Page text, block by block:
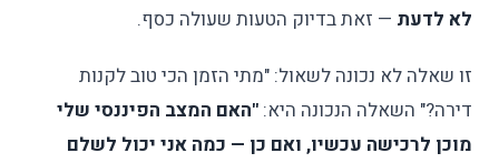
לא לדעת — זאת בדיוק הטעות שעולה כסף.
זו שאלה לא נכונה לשאול: "מתי הזמן הכי טוב לקנות
דירה?" השאלה הנכונה היא: "האם המצב הפיננסי שלי
מוכן לרכישה עכשיו, ואם כן — כמה אני יכול לשלם